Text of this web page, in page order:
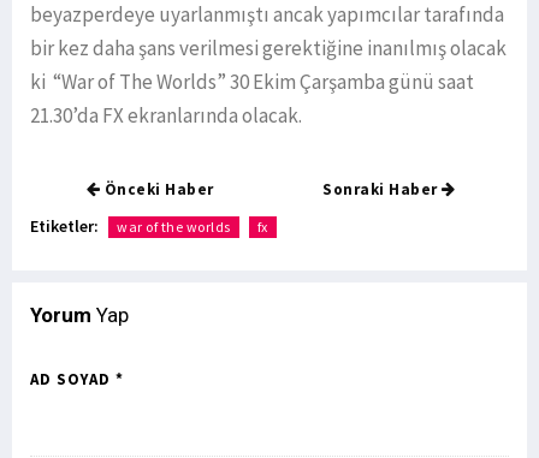
beyazperdeye uyarlanmıştı ancak yapımcılar tarafında
bir kez daha şans verilmesi gerektiğine inanılmış olacak
ki “War of The Worlds” 30 Ekim Çarşamba günü saat
21.30’da FX ekranlarında olacak.
Önceki Haber Sonraki Haber
Etiketler: war of the worlds fx
Yorum Yap
AD SOYAD *